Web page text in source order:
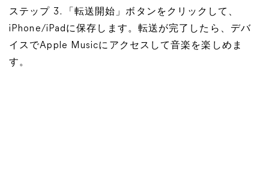
ステップ 3. 「転送開始」ボタンをクリックして、
iPhone/iPadに保存します。転送が完了したら、デバ
イスでApple Musicにアクセスして音楽を楽しめま
す。